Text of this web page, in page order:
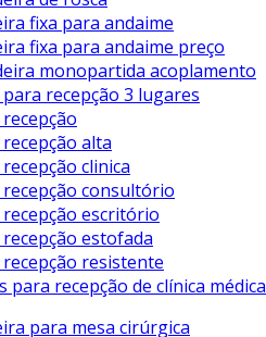
fixa para andaime
fixa para andaime preço
monopartida acoplamento
recepção 3 lugares
alta
clinica
recepção consultório
recepção escritório
estofada
resistente
para recepção de clínica médica
para mesa cirúrgica